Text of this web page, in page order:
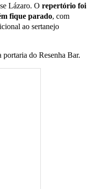
Lázaro. O repertório foi
fique parado, com
ao sertanejo
portaria do Resenha Bar.